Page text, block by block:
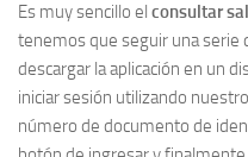
Es muy sencillo el consultar
tenemos que seguir una serie
descargar la aplicación en un
iniciar sesión utilizando
número de documento de